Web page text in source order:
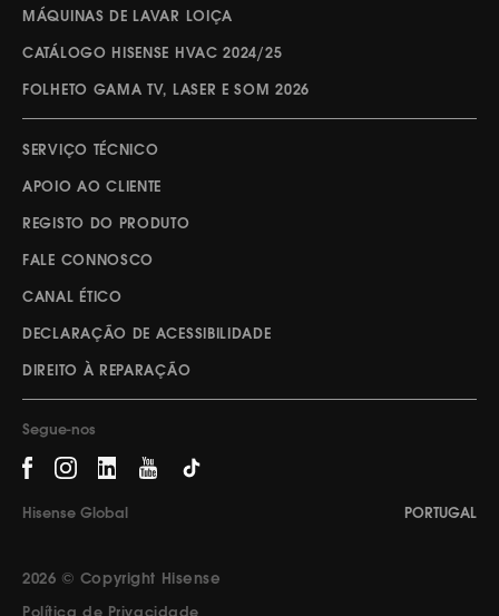
MÁQUINAS DE LAVAR LOIÇA
CATÁLOGO HISENSE HVAC 2024/25
FOLHETO GAMA TV, LASER E SOM 2026
SERVIÇO TÉCNICO
APOIO AO CLIENTE
REGISTO DO PRODUTO
FALE CONNOSCO
CANAL ÉTICO
DECLARAÇÃO DE ACESSIBILIDADE
DIREITO À REPARAÇÃO
Segue-nos
Hisense Global PORTUGAL
2026 © Copyright Hisense